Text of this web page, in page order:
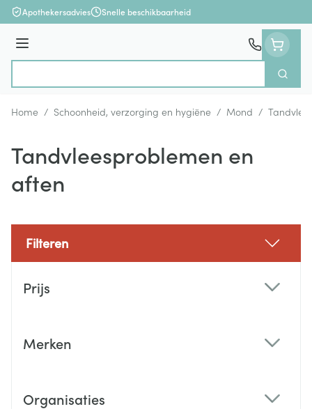
Ga naar de inhoud
Apothekersadvies Snelle beschikbaarheid
Menu
Zoek
Home / Schoonheid, verzorging en hygiëne / Mond /
Tandvleesproblemen en
aften
Filteren
Prijs
Merken
Organisaties